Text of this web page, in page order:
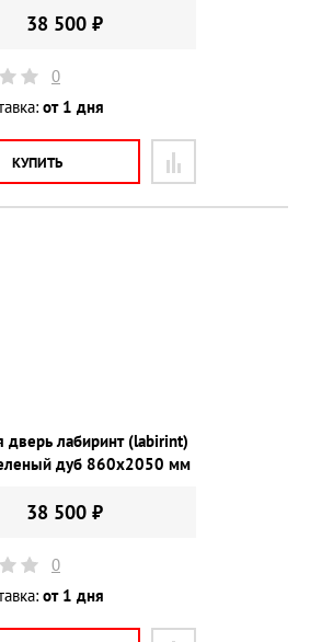
38 500 ₽
0
от 1 дня
КУПИТЬ
дверь лабиринт (labirint)
дуб 860х2050 мм
38 500 ₽
0
от 1 дня